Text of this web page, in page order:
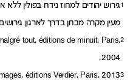
1גירוש יהודים למחוז נידח בפולין ללא
מעין מקרה מבחן בדרך לארגון
2
tout, éditions de minuit, Paris,
2004.
3
éditions Verdier, Paris, 2013.